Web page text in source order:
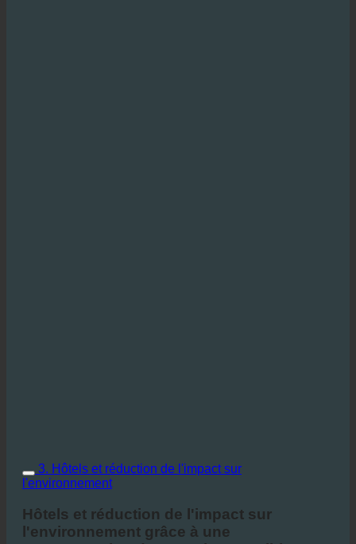
3. Hôtels et réduction de l'impact sur
l'environnement